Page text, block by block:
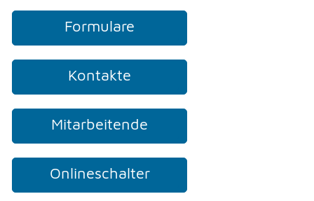
Formulare
Kontakte
Mitarbeitende
Onlineschalter